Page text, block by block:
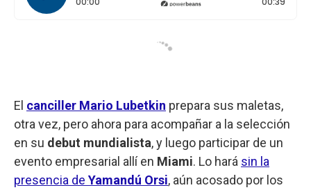
El canciller Mario Lubetkin prepara sus maletas,
otra vez, pero ahora para acompañar a la selección
en su debut mundialista, y luego participar de un
evento empresarial allí en Miami. Lo hará sin la
presencia de Yamandú Orsi, aún acosado por los